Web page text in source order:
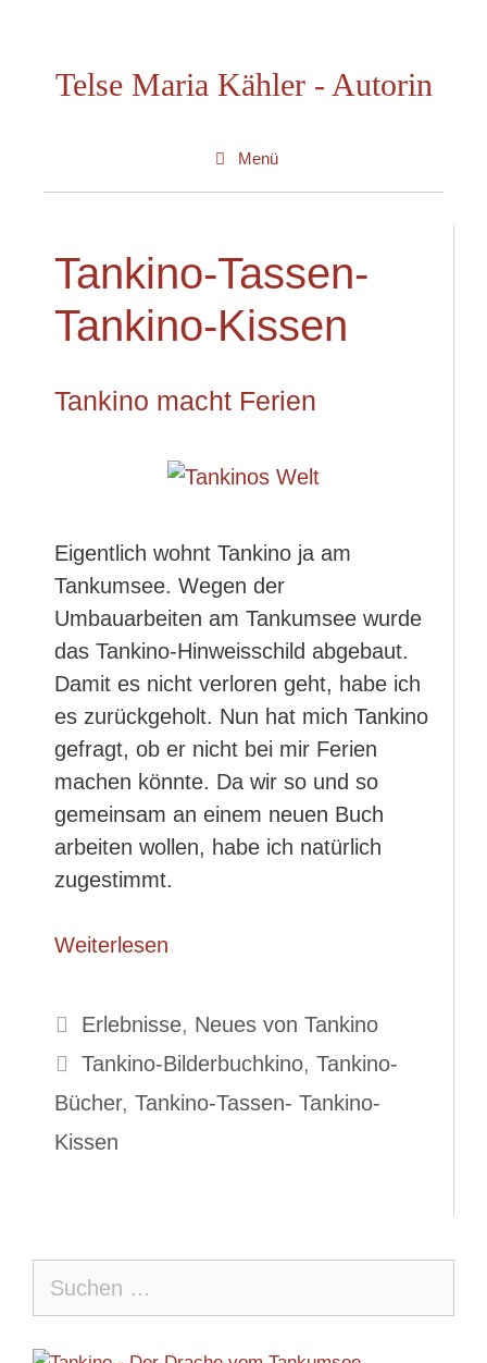
springenTelse Maria Kähler - Autorin
Menü
Tankino-Tassen-
Tankino-Kissen
Tankino macht Ferien
Eigentlich wohnt Tankino ja am
Tankumsee. Wegen der
Umbauarbeiten am Tankumsee wurde
das Tankino-Hinweisschild abgebaut.
Damit es nicht verloren geht, habe ich
es zurückgeholt. Nun hat mich Tankino
gefragt, ob er nicht bei mir Ferien
machen könnte. Da wir so und so
gemeinsam an einem neuen Buch
arbeiten wollen, habe ich natürlich
zugestimmt.
Weiterlesen
Kategorien
Erlebnisse, Neues von Tankino
Schlagwörter
Tankino-Bilderbuchkino, Tankino-
Bücher, Tankino-Tassen- Tankino-
Kissen
nach: